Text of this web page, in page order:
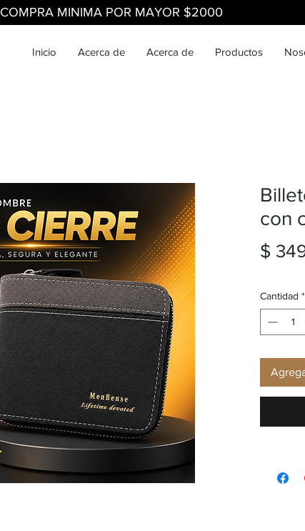
COMPRA MINIMA POR MAYOR $2000
Inicio Acerca de Acerca de Productos
con
$
Cantidad *